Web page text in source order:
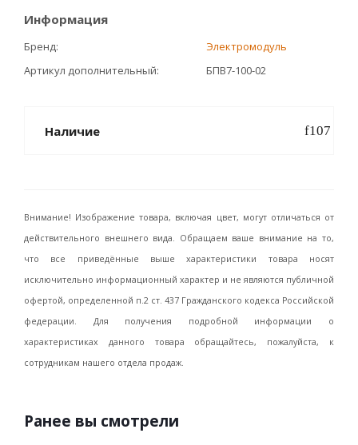
Информация
Бренд
Электромодуль
Артикул дополнительный
БПВ7-100-02
Наличие
Внимание! Изображение товара, включая цвет, могут отличаться от
действительного внешнего вида. Обращаем ваше внимание на то,
что все приведённые выше характеристики товара носят
исключительно информационный характер и не являются публичной
офертой, определенной п.2 ст. 437 Гражданского кодекса Российской
федерации. Для получения подробной информации о
характеристиках данного товара обращайтесь, пожалуйста, к
сотрудникам нашего отдела продаж.
Ранее вы смотрели